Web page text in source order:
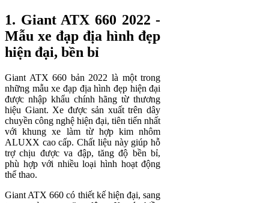
1. Giant ATX 660 2022 -
Mẫu xe đạp địa hình đẹp
hiện đại, bền bỉ
Giant ATX 660 bản 2022 là một trong
những mẫu xe đạp địa hình đẹp hiện đại
được nhập khẩu chính hãng từ thương
hiệu Giant. Xe được sản xuất trên dây
chuyền công nghệ hiện đại, tiên tiến nhất
với khung xe làm từ hợp kim nhôm
ALUXX cao cấp. Chất liệu này giúp hỗ
trợ chịu được va đập, tăng độ bền bỉ,
phù hợp với nhiều loại hình hoạt động
thể thao.
Giant ATX 660 có thiết kế hiện đại, sang